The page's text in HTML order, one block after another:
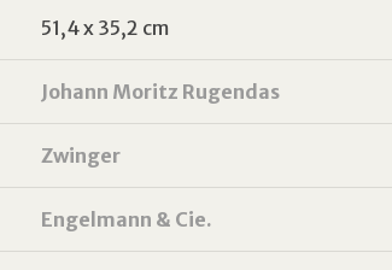
51,4 x 35,2 cm
Johann Moritz Rugendas
Zwinger
Engelmann & Cie.